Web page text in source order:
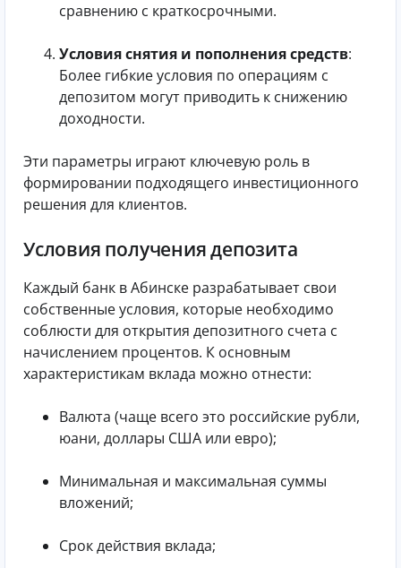
сравнению с краткосрочными.
Условия снятия и пополнения средств:
Более гибкие условия по операциям с
депозитом могут приводить к снижению
доходности.
Эти параметры играют ключевую роль в
формировании подходящего инвестиционного
решения для клиентов.
Условия получения депозита
Каждый банк в Абинске разрабатывает свои
собственные условия, которые необходимо
соблюсти для открытия депозитного счета с
начислением процентов. К основным
характеристикам вклада можно отнести:
Валюта (чаще всего это российские рубли,
юани, доллары США или евро);
Минимальная и максимальная суммы
вложений;
Срок действия вклада;